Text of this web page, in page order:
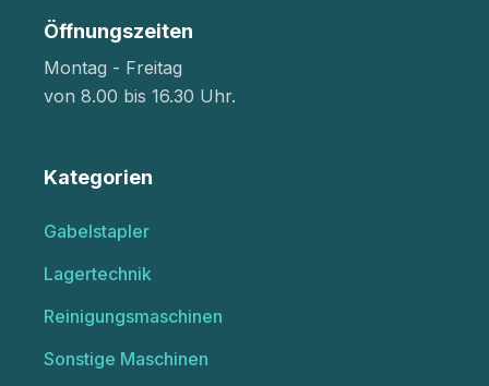
Öffnungszeiten
Montag - Freitag
von 8.00 bis 16.30 Uhr.
Kategorien
Gabelstapler
Lagertechnik
Reinigungsmaschinen
Sonstige Maschinen